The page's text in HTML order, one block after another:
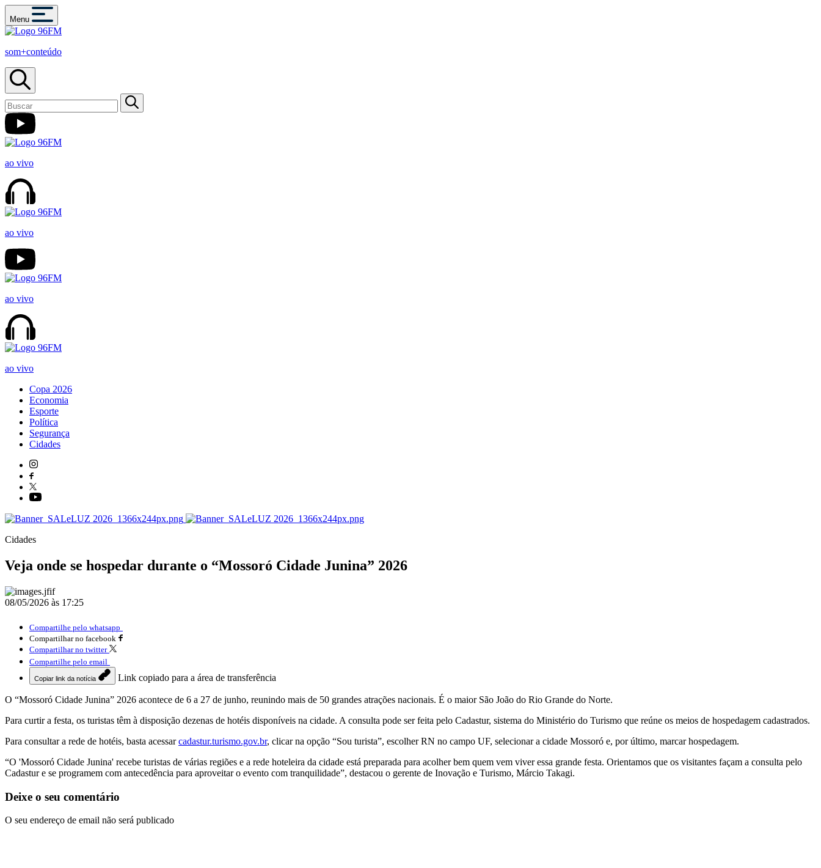
Menu
som+conteúdo
ao vivo
ao vivo
ao vivo
ao vivo
Copa 2026
Economia
Esporte
Política
Segurança
Cidades
Cidades
Veja onde se hospedar durante o “Mossoró Cidade Junina” 2026
08/05/2026 às 17:25
Compartilhe pelo whatsapp
Compartilhar no facebook
Compartilhar no twitter
Compartilhe pelo email
Copiar link da notícia Link copiado para a área de transferência
O “Mossoró Cidade Junina” 2026 acontece de 6 a 27 de junho, reunindo mais de 50 grandes atrações nacionais. É o maior São João do Rio Grande do Norte.
Para curtir a festa, os turistas têm à disposição dezenas de hotéis disponíveis na cidade. A consulta pode ser feita pelo Cadastur, sistema do Ministério do Turismo que reúne os meios de hospedagem cadastrados.
Para consultar a rede de hotéis, basta acessarcadastur.turismo.gov.br, clicar na opção “Sou turista”, escolher RN no campo UF, selecionar a cidade Mossoró e, por último, marcar hospedagem.
“O 'Mossoró Cidade Junina' recebe turistas de várias regiões e a rede hoteleira da cidade está preparada para acolher bem quem vem viver essa grande festa. Orientamos que os visitantes façam a consulta pelo
Cadastur e se programem com antecedência para aproveitar o evento com tranquilidade”, destacou o gerente de Inovação e Turismo, Márcio Takagi.
Deixe o seu comentário
O seu endereço de email não será publicado